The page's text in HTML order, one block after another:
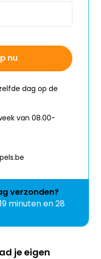
nu
dag op de
van 08.00-
verzonden?
minuten en 27
je eigen